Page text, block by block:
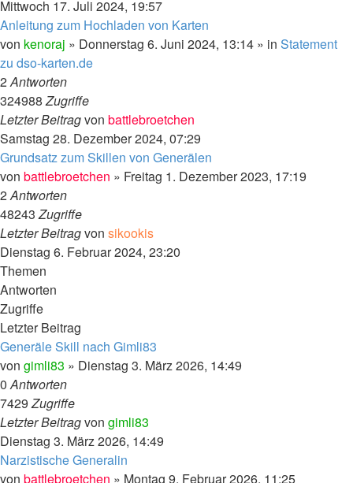
Mittwoch 17. Juli 2024, 19:57
Anleitung zum Hochladen von Karten
von kenoraj » Donnerstag 6. Juni 2024, 13:14 » in Statement
zu dso-karten.de
2Antworten
324988Zugriffe
Letzter Beitragvon battlebroetchen
Samstag 28. Dezember 2024, 07:29
Grundsatz zum Skillen von Generälen
von battlebroetchen » Freitag 1. Dezember 2023, 17:19
2Antworten
48243Zugriffe
Letzter Beitragvon sikookis
Dienstag 6. Februar 2024, 23:20
Themen
Antworten
Zugriffe
Letzter Beitrag
Generäle Skill nach Gimli83
von gimli83 » Dienstag 3. März 2026, 14:49
0Antworten
7429Zugriffe
Letzter Beitragvon gimli83
Dienstag 3. März 2026, 14:49
Narzistische Generalin
von battlebroetchen » Montag 9. Februar 2026, 11:25